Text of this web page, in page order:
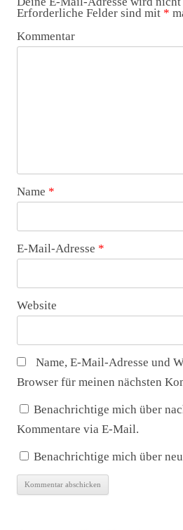
Erforderliche Felder sind mit *
Kommentar
Name *
E-Mail-Adresse *
Website
Name, E-Mail-Adresse und
Browser für meinen nächsten
Benachrichtige mich über
Kommentare via E-Mail.
Benachrichtige mich über